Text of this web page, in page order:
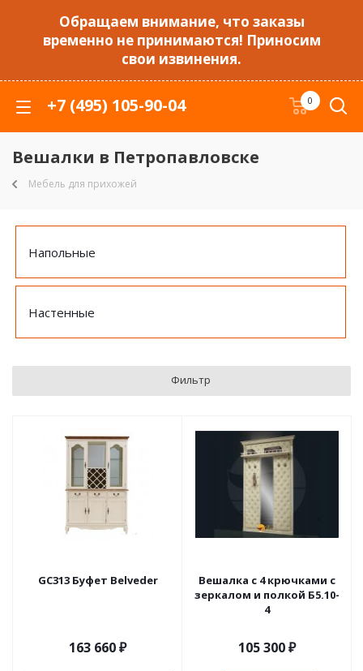
Обращаем внимание, что заказы
временно не принимаются! Приносим
свои извинения.
+7 (495) 105-90-04 0
Вешалки в Петропавловске
Мебель для прихожей
Напольные
Настенные
Фильтр
GC313 Буфет Belveder
163 660₽
Вешалка с 4 крючками с
зеркалом и полкой Б5.10-
4
105 300 ₽